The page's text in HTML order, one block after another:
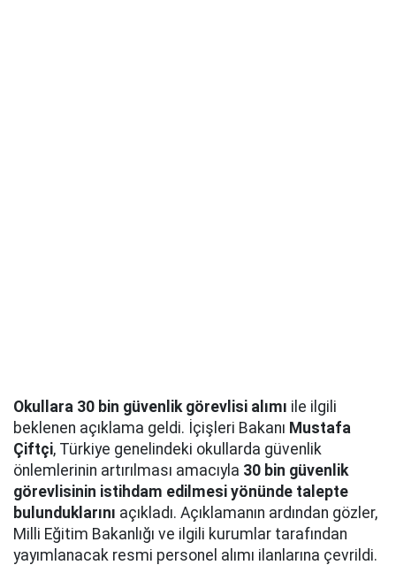
Okullara 30 bin güvenlik görevlisi alımı ile ilgili
beklenen açıklama geldi. İçişleri Bakanı Mustafa
Çiftçi, Türkiye genelindeki okullarda güvenlik
önlemlerinin artırılması amacıyla 30 bin güvenlik
görevlisinin istihdam edilmesi yönünde talepte
bulunduklarını açıkladı. Açıklamanın ardından gözler,
Milli Eğitim Bakanlığı ve ilgili kurumlar tarafından
yayımlanacak resmi personel alımı ilanlarına çevrildi.